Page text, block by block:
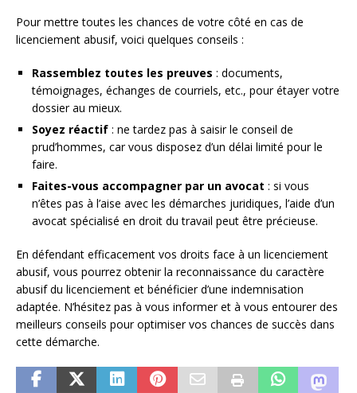
Pour mettre toutes les chances de votre côté en cas de
licenciement abusif, voici quelques conseils :
Rassemblez toutes les preuves : documents,
témoignages, échanges de courriels, etc., pour étayer votre
dossier au mieux.
Soyez réactif : ne tardez pas à saisir le conseil de
prud’hommes, car vous disposez d’un délai limité pour le
faire.
Faites-vous accompagner par un avocat : si vous
n’êtes pas à l’aise avec les démarches juridiques, l’aide d’un
avocat spécialisé en droit du travail peut être précieuse.
En défendant efficacement vos droits face à un licenciement
abusif, vous pourrez obtenir la reconnaissance du caractère
abusif du licenciement et bénéficier d’une indemnisation
adaptée. N’hésitez pas à vous informer et à vous entourer des
meilleurs conseils pour optimiser vos chances de succès dans
cette démarche.